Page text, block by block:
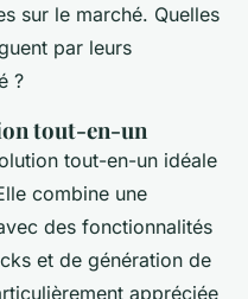
sur le marché. Quelles
par leurs
?
tout-en-un
tout-en-un idéale
combine une
des fonctionnalités
et de génération de
appréciée